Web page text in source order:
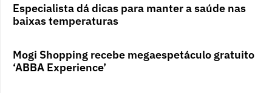
Especialista dá dicas para manter a saúde nas
baixas temperaturas
Mogi Shopping recebe megaespetáculo gratuito
‘ABBA Experience’